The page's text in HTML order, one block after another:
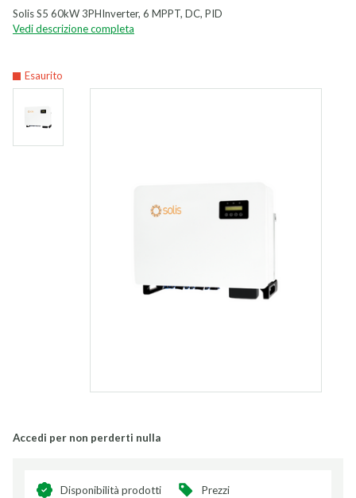
Solis S5 60kW 3PHInverter, 6 MPPT, DC, PID
Vedi descrizione completa
Esaurito
Accedi per non perderti nulla
Disponibilità prodotti
Prezzi